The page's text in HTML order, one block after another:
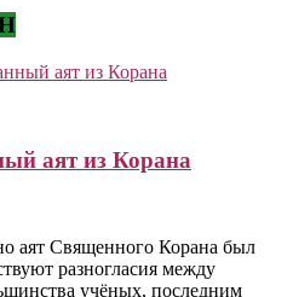
аят из Корана
аят Священного Корана был
разногласия между
учёных, последним